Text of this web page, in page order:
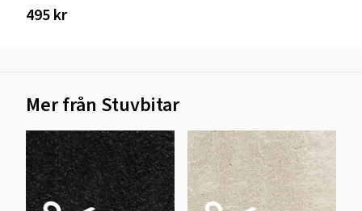
495 kr
Mer från Stuvbitar